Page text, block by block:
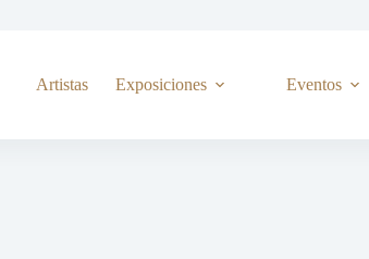
Artistas Exposiciones Eventos